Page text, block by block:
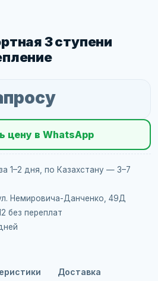
3 ступени
цену в WhatsApp
1–2 дня, по Казахстану — 3–7
Немировича-Данченко, 49Д
без переплат
Доставка